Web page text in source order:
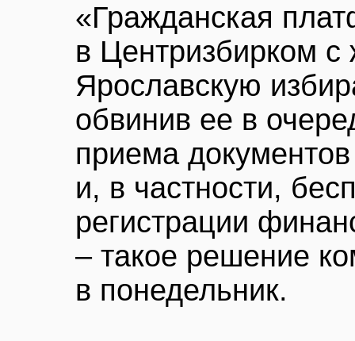
«Гражданская
в Центризбирком
Ярославскую
обвинив ее в
приема
и, в частности,
регистрации
– такое решение
в понедельник.